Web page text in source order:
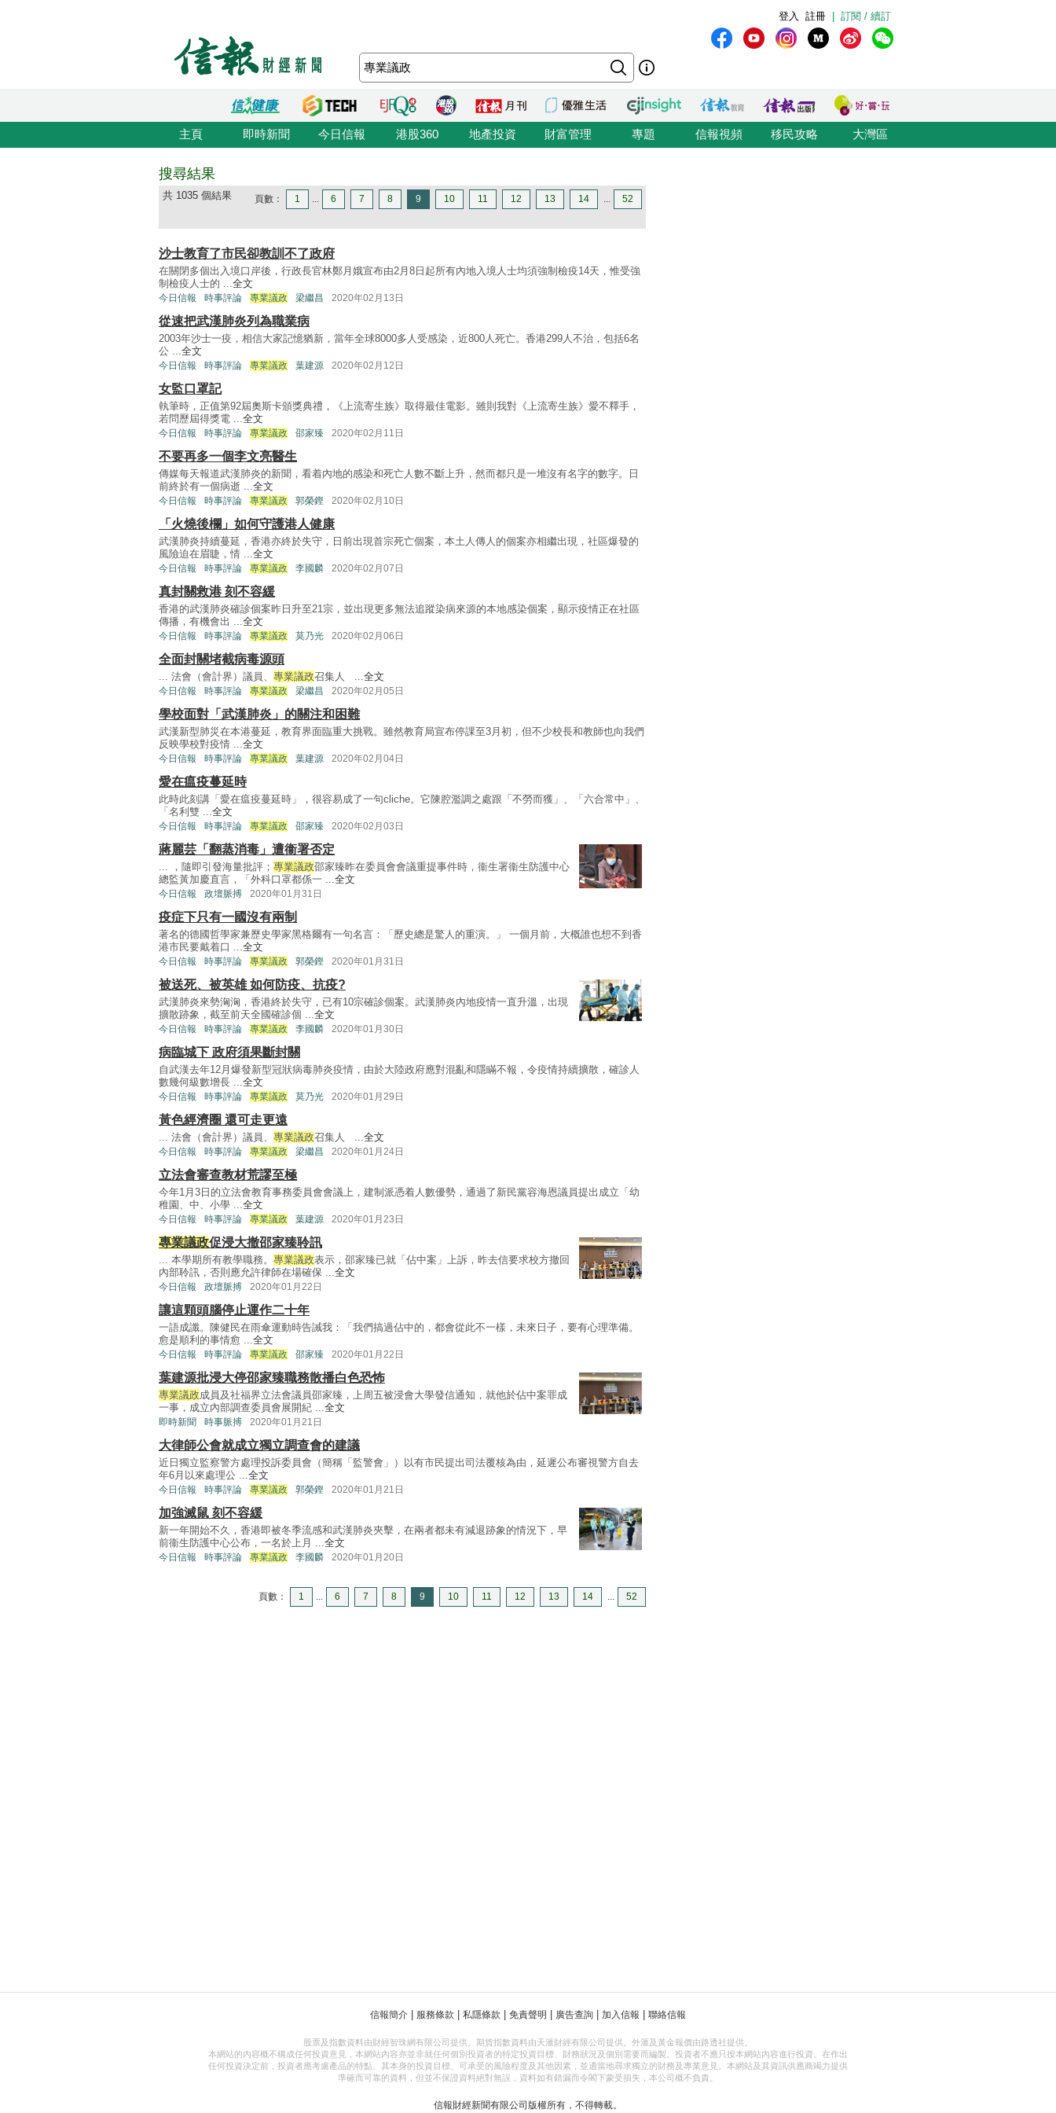
訂閱 / 續訂
註冊
登入
主頁 即時新聞 今日信報 港股360 地產投資 財富管理 專題 信報視頻 移民攻略 大灣區
搜尋結果
共 1035 個結果 頁數： 1 ... 6 7 8 9 10 11 12 13 14 ... 52
沙士教育了市民卻教訓不了政府
在關閉多個出入境口岸後，行政長官林鄭月娥宣布由2月8日起所有內地入境人士均須強制檢疫14天，惟受強
制檢疫人士的 ...全文
今日信報 時事評論 專業議政 梁繼昌 2020年02月13日
從速把武漢肺炎列為職業病
2003年沙士一疫，相信大家記憶猶新，當年全球8000多人受感染，近800人死亡。香港299人不治，包括6名
公 ...全文
今日信報 時事評論 專業議政 葉建源 2020年02月12日
女監口罩記
執筆時，正值第92屆奧斯卡頒獎典禮，《上流寄生族》取得最佳電影。雖則我對《上流寄生族》愛不釋手，
若問歷屆得獎電 ...全文
今日信報 時事評論 專業議政 邵家臻 2020年02月11日
不要再多一個李文亮醫生
傳媒每天報道武漢肺炎的新聞，看着內地的感染和死亡人數不斷上升，然而都只是一堆沒有名字的數字。日
前終於有一個病逝 ...全文
今日信報 時事評論 專業議政 郭榮鏗 2020年02月10日
「火燒後欄」如何守護港人健康
武漢肺炎持續蔓延，香港亦終於失守，日前出現首宗死亡個案，本土人傳人的個案亦相繼出現，社區爆發的
風險迫在眉睫，情 ...全文
今日信報 時事評論 專業議政 李國麟 2020年02月07日
真封關救港 刻不容緩
香港的武漢肺炎確診個案昨日升至21宗，並出現更多無法追蹤染病來源的本地感染個案，顯示疫情正在社區
傳播，有機會出 ...全文
今日信報 時事評論 專業議政 莫乃光 2020年02月06日
全面封關堵截病毒源頭
... 法會（會計界）議員、 專業議政召集人 ...全文
今日信報 時事評論 專業議政 梁繼昌 2020年02月05日
學校面對「武漢肺炎」的關注和困難
武漢新型肺災在本港蔓延，教育界面臨重大挑戰。雖然教育局宣布停課至3月初，但不少校長和教師也向我們
反映學校對疫情 ...全文
今日信報 時事評論 專業議政 葉建源 2020年02月04日
愛在瘟疫蔓延時
此時此刻講「愛在瘟疫蔓延時」，很容易成了一句cliche。它陳腔濫調之處跟「不勞而獲」、「六合常中」、
「名利雙 ...全文
今日信報 時事評論 專業議政 邵家臻 2020年02月03日
蔣麗芸「翻蒸消毒」遭衞署否定
... ，隨即引發海量批評； 專業議政邵家臻昨在委員會會議重提事件時，衞生署衞生防護中心
總監黃加慶直言，「外科口罩都係一 ...全文
今日信報 政壇脈搏 2020年01月31日
疫症下只有一國沒有兩制
著名的德國哲學家兼歷史學家黑格爾有一句名言：「歷史總是驚人的重演。」 一個月前，大概誰也想不到香
港市民要戴着口 ...全文
今日信報 時事評論 專業議政 郭榮鏗 2020年01月31日
被送死、被英雄 如何防疫、抗疫?
武漢肺炎來勢洶洶，香港終於失守，已有10宗確診個案。武漢肺炎內地疫情一直升溫，出現
擴散跡象，截至前天全國確診個 ...全文
今日信報 時事評論 專業議政 李國麟 2020年01月30日
病臨城下 政府須果斷封關
自武漢去年12月爆發新型冠狀病毒肺炎疫情，由於大陸政府應對混亂和隱瞞不報，令疫情持續擴散，確診人
數幾何級數增長 ...全文
今日信報 時事評論 專業議政 莫乃光 2020年01月29日
黃色經濟圈 還可走更遠
... 法會（會計界）議員、 專業議政召集人 ...全文
今日信報 時事評論 專業議政 梁繼昌 2020年01月24日
立法會審查教材荒謬至極
今年1月3日的立法會教育事務委員會會議上，建制派憑着人數優勢，通過了新民黨容海恩議員提出成立「幼
稚園、中、小學 ...全文
今日信報 時事評論 專業議政 葉建源 2020年01月23日
專業議政促浸大撤邵家臻聆訊
... 本學期所有教學職務。 專業議政表示，邵家臻已就「佔中案」上訴，昨去信要求校方撤回
內部聆訊，否則應允許律師在場確保 ...全文
今日信報 政壇脈搏 2020年01月22日
讓這顆頭腦停止運作二十年
一語成讖。陳健民在雨傘運動時告誡我：「我們搞過佔中的，都會從此不一樣，未來日子，要有心理準備。
愈是順利的事情愈 ...全文
今日信報 時事評論 專業議政 邵家臻 2020年01月22日
葉建源批浸大停邵家臻職務散播白色恐怖
專業議政成員及社福界立法會議員邵家臻，上周五被浸會大學發信通知，就他於佔中案罪成
一事，成立內部調查委員會展開紀 ...全文
即時新聞 時事脈搏 2020年01月21日
大律師公會就成立獨立調查會的建議
近日獨立監察警方處理投訴委員會（簡稱「監警會」）以有市民提出司法覆核為由，延遲公布審視警方自去
年6月以來處理公 ...全文
今日信報 時事評論 專業議政 郭榮鏗 2020年01月21日
加強滅鼠 刻不容緩
新一年開始不久，香港即被冬季流感和武漢肺炎夾擊，在兩者都未有減退跡象的情況下，早
前衞生防護中心公布，一名於上月 ...全文
今日信報 時事評論 專業議政 李國麟 2020年01月20日
頁數： 1 ... 6 7 8 9 10 11 12 13 14 ... 52
信報簡介 服務條款 私隱條款 免責聲明 廣告查詢 加入信報 聯絡信報
股票及指數資料由財經智珠網有限公司提供。期貨指數資料由天滙財經有限公司提供。外滙及黃金報價由路透社提供。
本網站的內容概不構成任何投資意見，本網站內容亦並非就任何個別投資者的特定投資目標、財務狀況及個別需要而編製。投資者不應只按本網站內容進行投資。在作出
任何投資決定前，投資者應考慮產品的特點、其本身的投資目標、可承受的風險程度及其他因素，並適當地尋求獨立的財務及專業意見。本網站及其資訊供應商竭力提供
準確而可靠的資料，但並不保證資料絕對無誤，資料如有錯漏而令閣下蒙受損失，本公司概不負責。
信報財經新聞有限公司版權所有，不得轉載。